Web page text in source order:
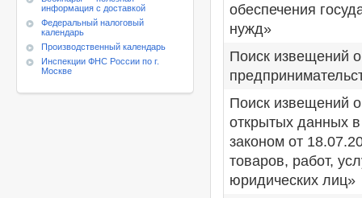
информация с доставкой
Федеральный налоговый
календарь
Производственный календарь
Инспекции ФНС России по г.
Москве
обеспечения
нужд»
Поиск извещений
Поиск извещений
открытых данных
законом от
товаров, работ,
юридических лиц»